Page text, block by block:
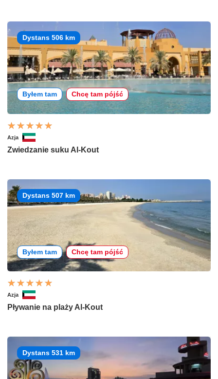
Dystans 506 km
Byłem tam Chcę tam pójść
Azja
Zwiedzanie suku Al-Kout
Dystans 507 km
Byłem tam Chcę tam pójść
Azja
Pływanie na plaży Al-Kout
Dystans 531 km